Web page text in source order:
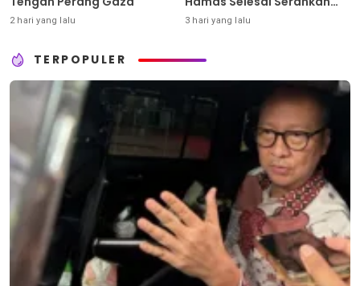
2 hari yang lalu
Senjata
3 hari yang lalu
TERPOPULER